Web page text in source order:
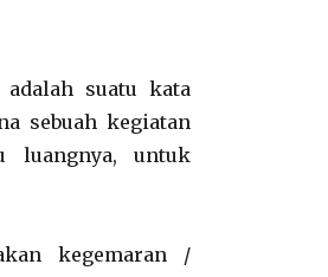
adalah suatu kata
sebuah kegiatan
luangnya, untuk
kegemaran /